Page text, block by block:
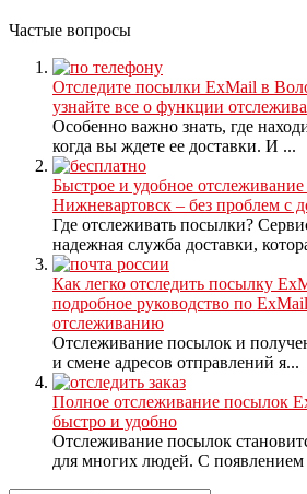
Частые вопросы
Отследите посылки ExMail в
узнайте все о функции
Особенно важно знать, где
когда вы ждете ее доставки. И ...
Быстрое и удобное
Нижневартовск – без проблем с
Где отслеживать посылки?
надежная служба доставки,
Как легко отследить посылку
подробное руководство по
отслеживанию
Отслеживание посылок и
и смене адресов отправлений я...
Полное отслеживание посылок
быстро и удобно
Отслеживание посылок
для многих людей. С появлением